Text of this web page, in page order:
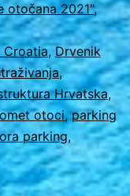
dizajn
vs.
otočna
degradacija
otočana 2021",
Croatia, Drvenik
,
Hrvatska,
otoci,parking
parking,